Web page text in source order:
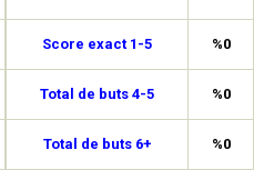
Score exact 1-5 %0
Total de buts 4-5 %0
Total de buts 6+ %0